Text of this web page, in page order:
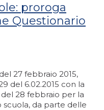
proroga
Questionario
27 febbraio 2015,
del 6.02.2015 con la
28 febbraio per la
da parte delle